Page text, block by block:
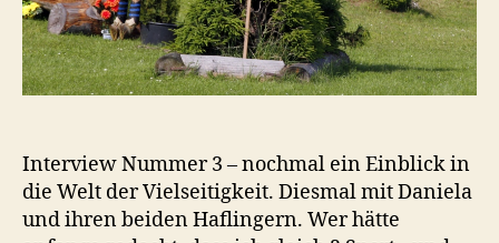
Interview Nummer 3 – nochmal ein Einblick in
die Welt der Vielseitigkeit. Diesmal mit Daniela
und ihren beiden Haflingern. Wer hätte